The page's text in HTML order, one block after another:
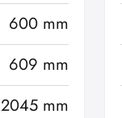
600 mm
609 mm
2045 mm